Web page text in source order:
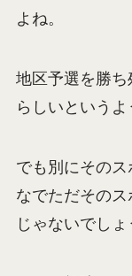
よね。
地区予選を勝
らしいというよ
でも別にその
なでただその
じゃないでしょ